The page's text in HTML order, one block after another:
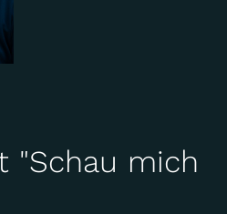
"Schau mich